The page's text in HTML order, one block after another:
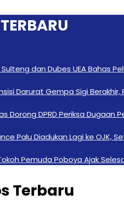
dan Dubes UEA Bahas
Darurat Gempa Sigi
Dorong DPRD Periksa Dugaan
Palu Diadukan Lagi ke OJK,
Pemuda Poboya Ajak
Terbaru